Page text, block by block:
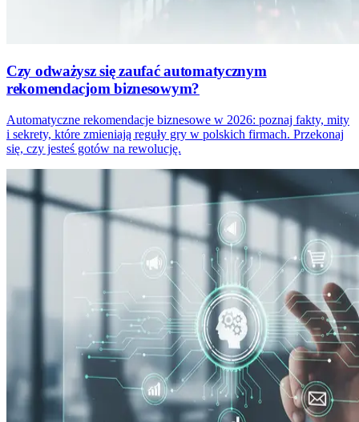
Czy odważysz się zaufać automatycznym
rekomendacjom biznesowym?
Automatyczne rekomendacje biznesowe w 2026: poznaj fakty, mity
i sekrety, które zmieniają reguły gry w polskich firmach. Przekonaj
się, czy jesteś gotów na rewolucję.